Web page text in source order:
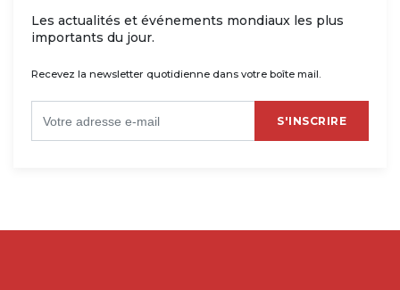
Les actualités et événements mondiaux les plus
importants du jour.
Recevez la newsletter quotidienne dans votre boîte mail.
S'INSCRIRE